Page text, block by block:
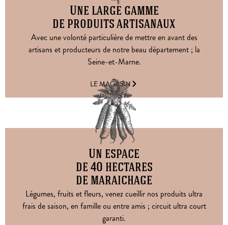
Une large gamme
de produits artisanaux
Avec une volonté particulière de mettre en avant des
artisans et producteurs de notre beau département ; la
Seine-et-Marne.
LE MAGASIN
Un espace
de 40 hectares
de maraichage
Légumes, fruits et fleurs, venez cueillir nos produits ultra
frais de saison, en famille ou entre amis ; circuit ultra court
garanti.